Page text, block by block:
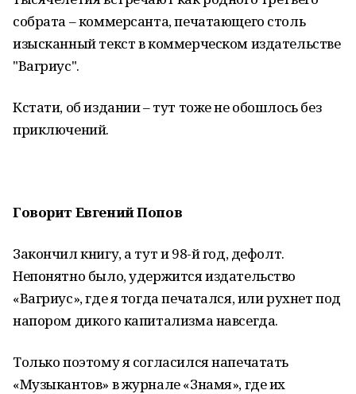
собрата – коммерсанта, печатающего столь
изысканный текст в коммерческом издательстве
"Вагриус".
Кстати, об издании – тут тоже не обошлось без
приключений.
Говорит Евгений Попов
Закончил книгу, а тут и 98-й год, дефолт.
Непонятно было, удержится издательство
«Вагриус», где я тогда печатался, или рухнет под
напором дикого капитализма навсегда.
Только поэтому я согласился напечатать
«Музыкантов» в журнале «Знамя», где их